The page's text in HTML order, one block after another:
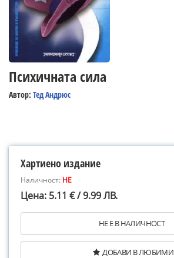
Психичната сила
Автор: Тед Андрюс
Хартиено издание
Наличност: НЕ
Цена: 5.11 € / 9.99 ЛВ.
НЕ Е В НАЛИЧНОСТ
ДОБАВИ В ЛЮБИМИ